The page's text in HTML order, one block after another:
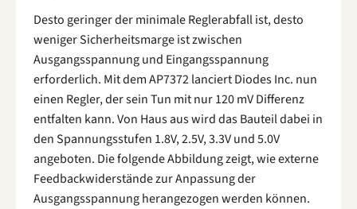
Desto geringer der minimale Reglerabfall ist, desto
weniger Sicherheitsmarge ist zwischen
Ausgangsspannung und Eingangsspannung
erforderlich. Mit dem AP7372 lanciert Diodes Inc. nun
einen Regler, der sein Tun mit nur 120 mV Differenz
entfalten kann. Von Haus aus wird das Bauteil dabei in
den Spannungsstufen 1.8V, 2.5V, 3.3V und 5.0V
angeboten. Die folgende Abbildung zeigt, wie externe
Feedbackwiderstände zur Anpassung der
Ausgangsspannung herangezogen werden können.